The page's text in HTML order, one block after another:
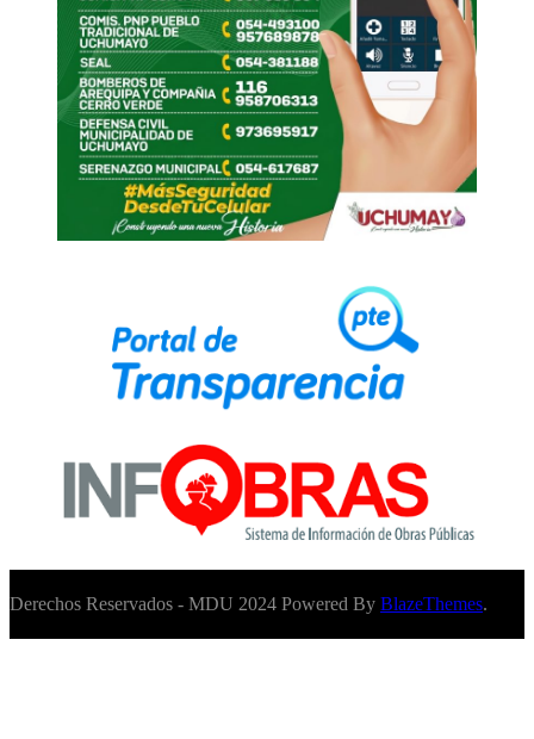
Derechos Reservados - MDU 2024 Powered By BlazeThemes.